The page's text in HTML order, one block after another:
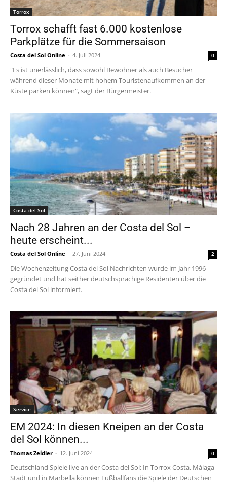
Torrox
Torrox schafft fast 6.000 kostenlose
Parkplätze für die Sommersaison
Costa del Sol Online - 4. Juli 2024 0
"Es ist unerlässlich, dass sowohl Bewohner als auch Besucher
während dieser Monate mit hohem Touristenaufkommen an der
Küste parken können", sagt der Bürgermeister.
Costa del Sol
Nach 28 Jahren an der Costa del Sol –
heute erscheint...
Costa del Sol Online - 27. Juni 2024 2
Die Wochenzeitung Costa del Sol Nachrichten wurde im Jahr 1996
gegründet und hat seither deutschsprachige Residenten über die
Costa del Sol informiert.
Service
EM 2024: In diesen Kneipen an der Costa
del Sol können...
Thomas Zeidler - 12. Juni 2024 0
Deutschland Spiele live an der Costa del Sol: In Torrox Costa, Málaga
Stadt und in Marbella können Fußballfans die Spiele der Deutschen